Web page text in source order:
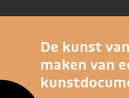
De kunst
maken van